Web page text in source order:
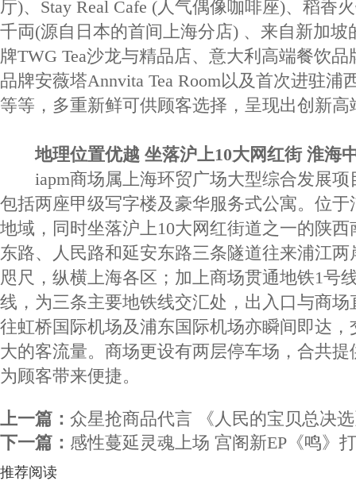
厅)、Stay Real Cafe (人气偶像咖啡座)、稻香
千両(源自日本的首间上海分店) 、来自新加坡
牌TWG Tea沙龙与精品店、意大利高端餐饮
品牌安薇塔Annvita Tea Room以及首次进驻浦
等等，多重新鲜可供顾客选择，呈现出创新
地理位置优越 坐落沪上10大网红街 淮海
iapm商场属上海环贸广场大型综合发展项
包括两座甲级写字楼及豪华服务式公寓。位
地域，同时坐落沪上10大网红街道之一的陕
东路、人民路和延安东路三条隧道往来浦江
咫尺，纵横上海各区；加上商场贯通地铁1号
线，为三条主要地铁线交汇处，出入口与商
往虹桥国际机场及浦东国际机场亦瞬间即达
大的客流量。商场更设有两层停车场，合共提
为顾客带来便捷。
上一篇： 众星抢商品代言 《人民的宝贝总决
下一篇： 感性蔓延灵魂上场 宫阁新EP《鸣》
推荐阅读